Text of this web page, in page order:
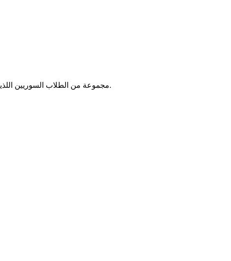
مجموعة من الطلاب السوريين اللذين عملوا على تقديم المساعدات العاجلة للاجئين السوريين الذين قدموا إلى جمهورية مصر العربية مع بداية الأزمة السورية في عام ٢٠١١.